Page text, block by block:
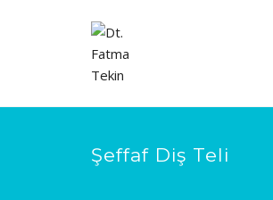
Şeffaf Diş Teli